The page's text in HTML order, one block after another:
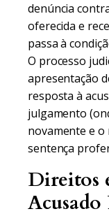
denúncia
oferecida e
passa à
O processo
apresentação
resposta à
julgamento
novamente e
sentença
Direitos
Acusado